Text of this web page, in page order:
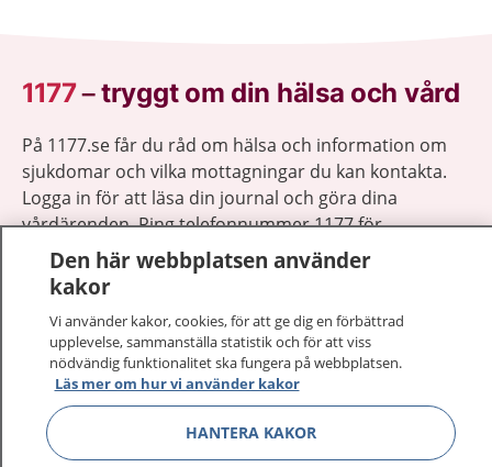
1177–tryggt om din hälsa och vård
På 1177.se får du råd om hälsa och information om
sjukdomar och vilka mottagningar du kan kontakta.
Logga in för att läsa din journal och göra dina
vårdärenden. Ring telefonnummer 1177 för
sjukvårdsrådgivning dygnet runt.
1177 ger dig råd när du vill må bättre.
1177 på flera språk Visa
Den här webbplatsen använder
kakor
Vi använder kakor, cookies, för att ge dig en förbättrad
upplevelse, sammanställa statistik och för att viss
nödvändig funktionalitet ska fungera på webbplatsen.
Läs mer om hur vi använder kakor
HANTERA KAKOR